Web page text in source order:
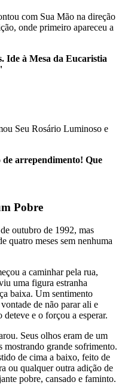
com Sua Mão na direção
onde primeiro apareceu a
Ide à Mesa da Eucaristia
Seu Rosário Luminoso e
arrependimento! Que
Pobre
outubro de 1992, mas
quatro meses sem nenhuma
a caminhar pela rua,
uma figura estranha
baixa. Um sentimento
de não parar ali e
e o forçou a esperar.
Seus olhos eram de um
mostrando grande sofrimento.
de cima a baixo, feito de
ou qualquer outra adição de
pobre, cansado e faminto.